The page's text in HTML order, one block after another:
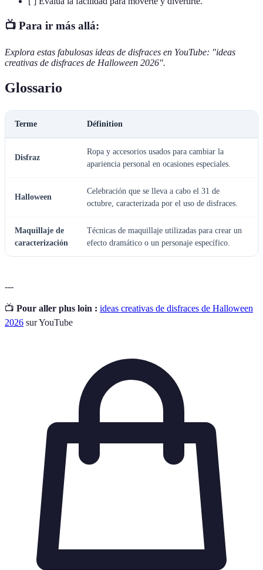
📺 Para ir más allá:
Explora estas fabulosas ideas de disfraces en YouTube: "ideas
creativas de disfraces de Halloween 2026".
Glossario
Terme Définition
Disfraz
Ropa y accesorios usados para cambiar la
apariencia personal en ocasiones especiales.
Halloween
Celebración que se lleva a cabo el 31 de
octubre, caracterizada por el uso de disfraces.
Maquillaje de
caracterización
Técnicas de maquillaje utilizadas para crear un
efecto dramático o un personaje específico.
---
📺 Pour aller plus loin : ideas creativas de disfraces de Halloween
2026 sur YouTube